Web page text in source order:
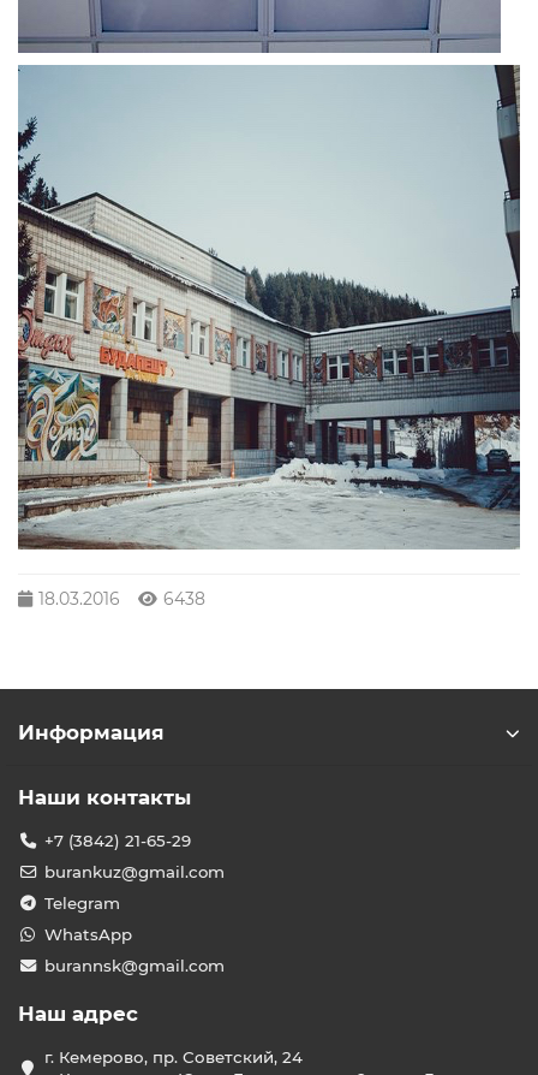
18.03.2016 6438
Информация
Наши контакты
+7 (3842) 21-65-29
burankuz@gmail.com
Telegram
WhatsApp
burannsk@gmail.com
Наш адрес
г. Кемерово, пр. Советский, 24